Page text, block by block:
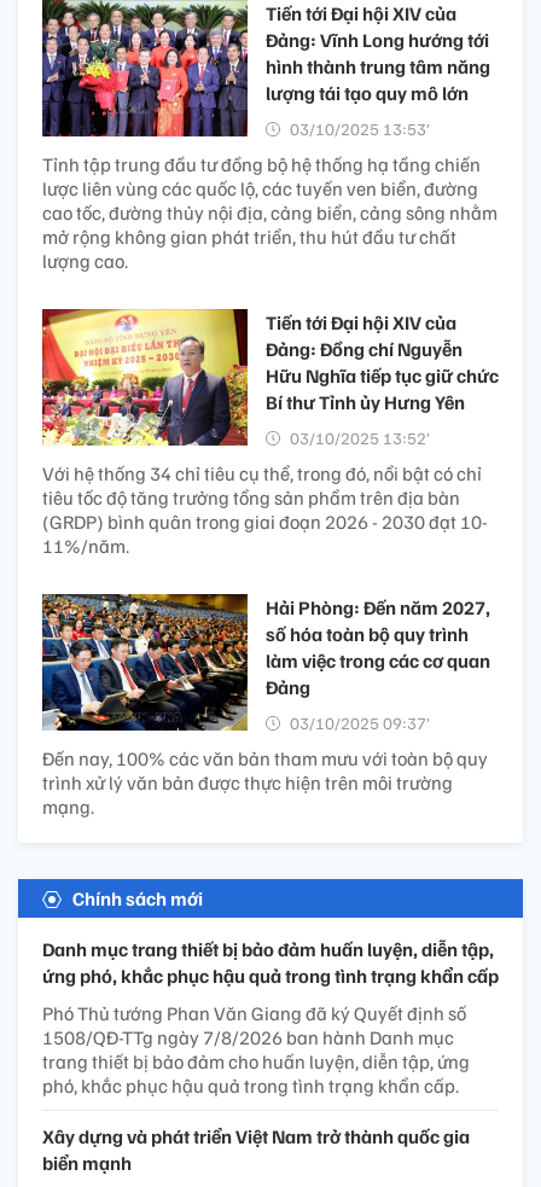
Tiến tới Đại hội XIV của
Đảng: Vĩnh Long hướng tới
hình thành trung tâm năng
lượng tái tạo quy mô lớn
03/10/2025 13:53’
Tỉnh tập trung đầu tư đồng bộ hệ thống hạ tầng chiến
lược liên vùng các quốc lộ, các tuyến ven biển, đường
cao tốc, đường thủy nội địa, cảng biển, cảng sông nhằm
mở rộng không gian phát triển, thu hút đầu tư chất
lượng cao.
Tiến tới Đại hội XIV của
Đảng: Đồng chí Nguyễn
Hữu Nghĩa tiếp tục giữ chức
Bí thư Tỉnh ủy Hưng Yên
03/10/2025 13:52’
Với hệ thống 34 chỉ tiêu cụ thể, trong đó, nổi bật có chỉ
tiêu tốc độ tăng trưởng tổng sản phẩm trên địa bàn
(GRDP) bình quân trong giai đoạn 2026 - 2030 đạt 10-
11%/năm.
Hải Phòng: Đến năm 2027,
số hóa toàn bộ quy trình
làm việc trong các cơ quan
Đảng
03/10/2025 09:37’
Đến nay, 100% các văn bản tham mưu với toàn bộ quy
trình xử lý văn bản được thực hiện trên môi trường
mạng.
Chính sách mới
Danh mục trang thiết bị bảo đảm huấn luyện, diễn tập,
ứng phó, khắc phục hậu quả trong tình trạng khẩn cấp
Phó Thủ tướng Phan Văn Giang đã ký Quyết định số
1508/QĐ-TTg ngày 7/8/2026 ban hành Danh mục
trang thiết bị bảo đảm cho huấn luyện, diễn tập, ứng
phó, khắc phục hậu quả trong tình trạng khẩn cấp.
Xây dựng và phát triển Việt Nam trở thành quốc gia
biển mạnh